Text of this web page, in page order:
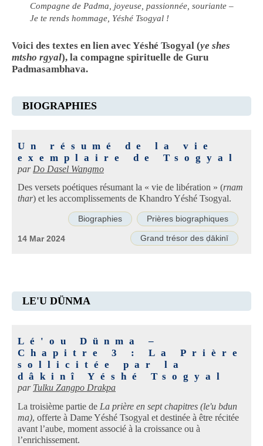
Compagne de Padma, joyeuse, passionnée, souriante –
Je te rends hommage, Yéshé Tsogyal !
Voici des textes en lien avec Yéshé Tsogyal (ye shes
mtsho rgyal), la compagne spirituelle de Guru
Padmasambhava.
BIOGRAPHIES
Un résumé de la vie
exemplaire de Tsogyal
par Do Dasel Wangmo
Des versets poétiques résumant la « vie de libération » (rnam
thar) et les accomplissements de Khandro Yéshé Tsogyal.
Biographies Prières biographiques
Grand trésor des ḍākinī
14 Mar 2024
LE'U DÜNMA
Lé'ou Dünma –
Chapitre 3 : La Prière
sollicitée par la
dâkinî Yéshé Tsogyal
par Tulku Zangpo Drakpa
La troisième partie de La prière en sept chapitres (le'u bdun
ma), offerte à Dame Yéshé Tsogyal et destinée à être récitée
avant l’aube, moment associé à la croissance ou à
l’enrichissement.